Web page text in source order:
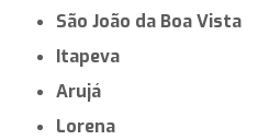
São João da Boa Vista
Itapeva
Arujá
Lorena